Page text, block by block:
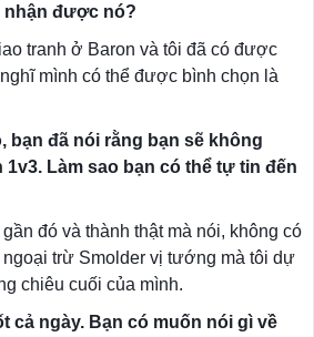
nhận được nó?
tranh ở Baron và tôi đã có được
mình có thể được bình chọn là
bạn đã nói rằng bạn sẽ không
Làm sao bạn có thể tự tin đến
đó và thành thật mà nói, không có
trừ Smolder vị tướng mà tôi dự
chiêu cuối của mình.
cả ngày. Bạn có muốn nói gì về